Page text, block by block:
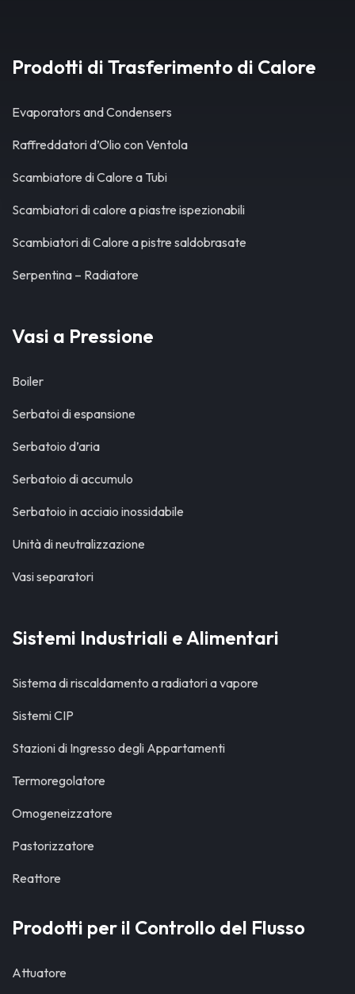
Prodotti di Trasferimento di Calore
Evaporators and Condensers
Raffreddatori d’Olio con Ventola
Scambiatore di Calore a Tubi
Scambiatori di calore a piastre ispezionabili
Scambiatori di Calore a pistre saldobrasate
Serpentina – Radiatore
Vasi a Pressione
Boiler
Serbatoi di espansione
Serbatoio d’aria
Serbatoio di accumulo
Serbatoio in acciaio inossidabile
Unità di neutralizzazione
Vasi separatori
Sistemi Industriali e Alimentari
Sistema di riscaldamento a radiatori a vapore
Sistemi CIP
Stazioni di Ingresso degli Appartamenti
Termoregolatore
Omogeneizzatore
Pastorizzatore
Reattore
Prodotti per il Controllo del Flusso
Attuatore